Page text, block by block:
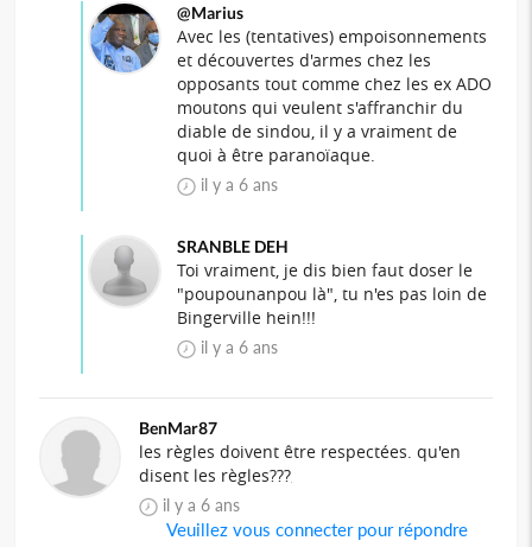
@Marius
Avec les (tentatives) empoisonnements
et découvertes d'armes chez les
opposants tout comme chez les ex ADO
moutons qui veulent s'affranchir du
diable de sindou, il y a vraiment de
quoi à être paranoïaque.
il y a 6 ans
SRANBLE DEH
Toi vraiment, je dis bien faut doser le
"poupounanpou là", tu n'es pas loin de
Bingerville hein!!!
il y a 6 ans
BenMar87
les règles doivent être respectées. qu'en
disent les règles???
il y a 6 ans
Veuillez vous connecter pour répondre